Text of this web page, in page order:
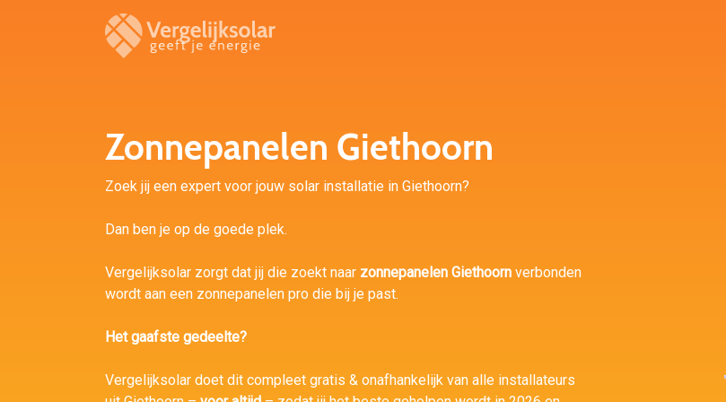
Zonnepanelen Giethoorn
Zoek jij een expert voor jouw solar installatie in Giethoorn?
Dan ben je op de goede plek.
Vergelijksolar zorgt dat jij die zoekt naar zonnepanelen Giethoorn verbonden
wordt aan een zonnepanelen pro die bij je past.
Het gaafste gedeelte?
Vergelijksolar doet dit compleet gratis & onafhankelijk van alle installateurs